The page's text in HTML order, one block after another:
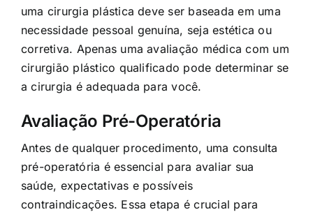
uma cirurgia plástica deve ser baseada em uma
necessidade pessoal genuína, seja estética ou
corretiva. Apenas uma avaliação médica com um
cirurgião plástico qualificado pode determinar se
a cirurgia é adequada para você.
Avaliação Pré-Operatória
Antes de qualquer procedimento, uma consulta
pré-operatória é essencial para avaliar sua
saúde, expectativas e possíveis
contraindicações. Essa etapa é crucial para